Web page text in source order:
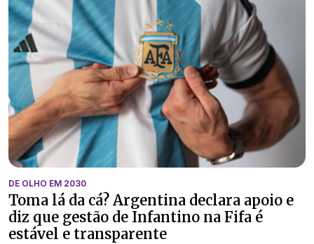
DE OLHO EM 2030
Toma lá da cá? Argentina declara apoio e
diz que gestão de Infantino na Fifa é
estável e transparente